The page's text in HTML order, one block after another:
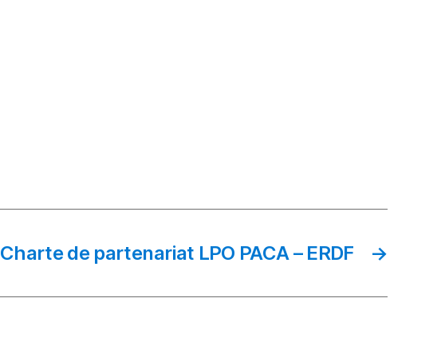
→
Charte de partenariat LPO PACA – ERDF